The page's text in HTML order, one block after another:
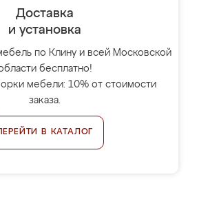
Доставка
и установка
по Клину и всей Московской
бесплатно!
мебели: 10% от стоимости
заказа.
В КАТАЛОГ